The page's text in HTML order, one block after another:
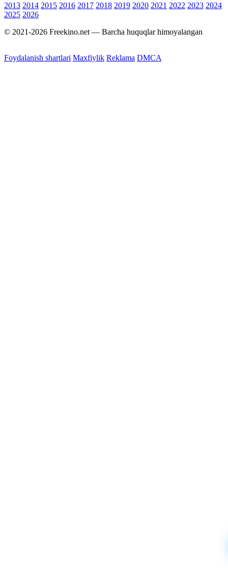
2013 2014 2015 2016 2017 2018 2019 2020 2021 2022 2023 2024
2025 2026
© 2021-2026 Freekino.net — Barcha huquqlar himoyalangan
Foydalanish shartlari Maxfiylik Reklama DMCA